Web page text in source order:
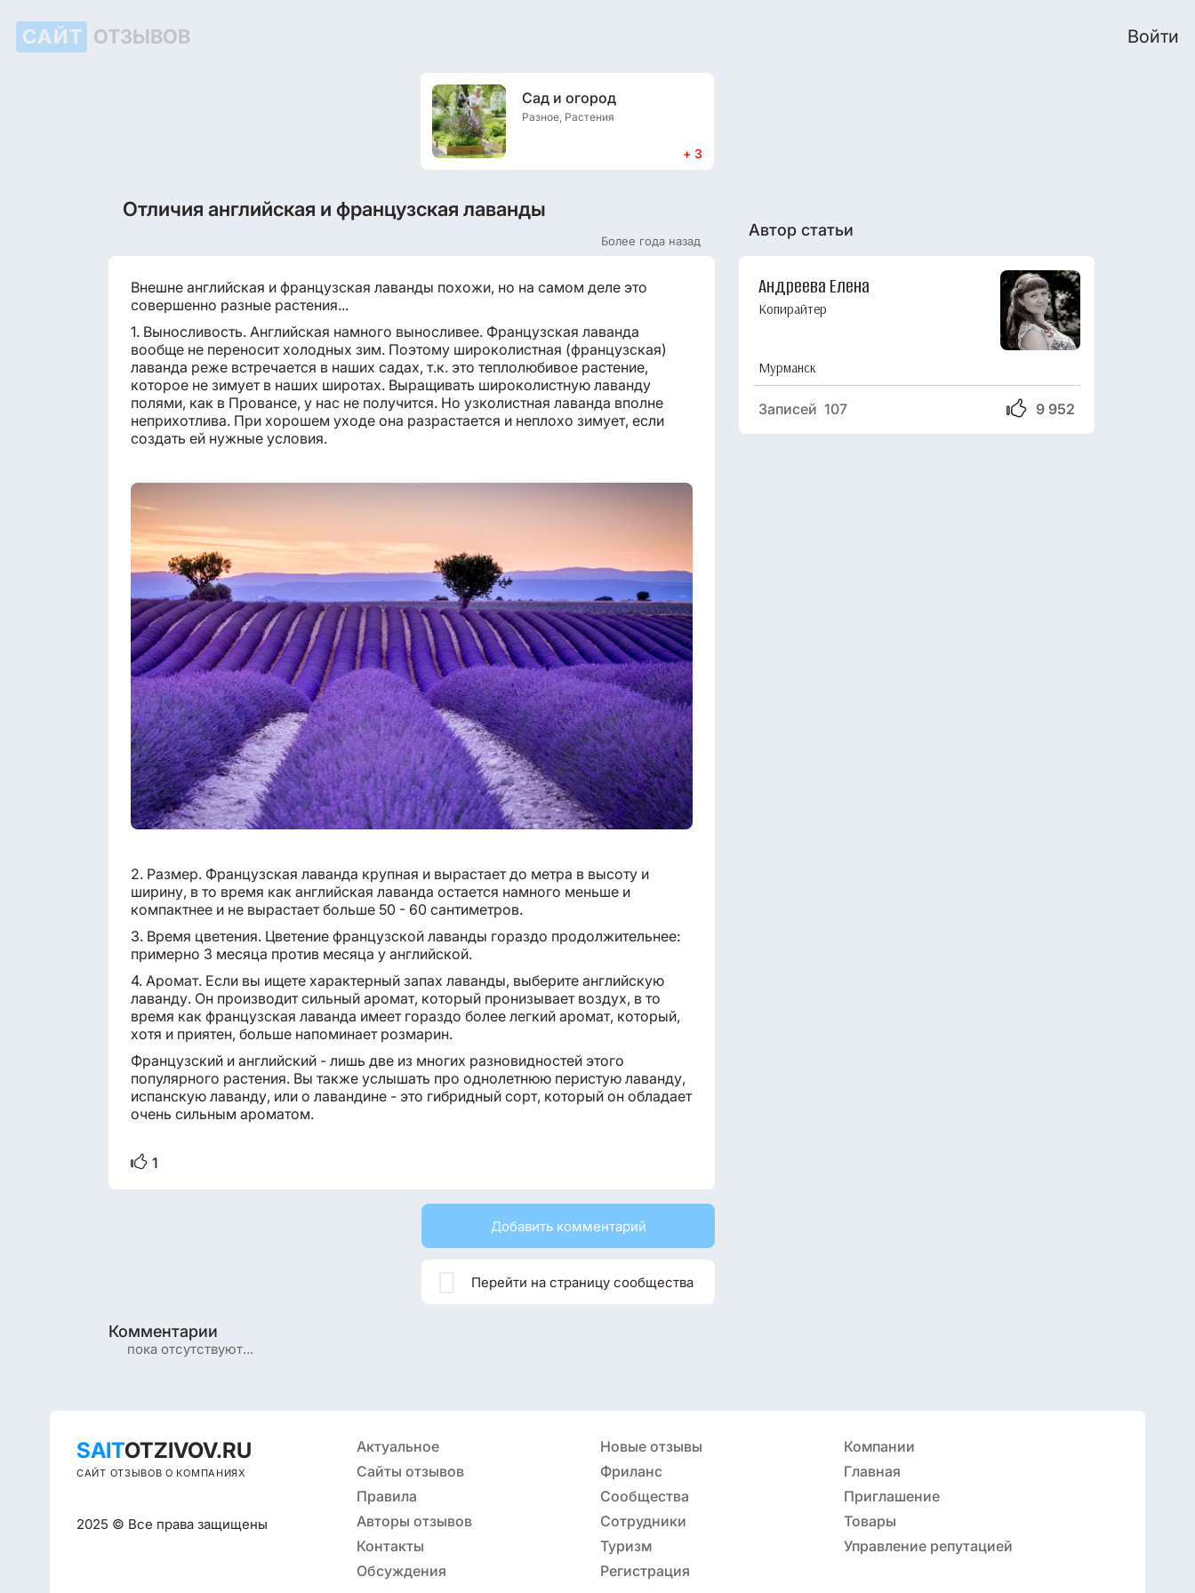
САЙТ ОТЗЫВОВ Войти
Сад и огород
Разное, Растения
+ 3
Отличия английская и французская лаванды
Более года назад
Внешне английская и французская лаванды похожи, но на самом деле это
совершенно разные растения...
1. Выносливость. Английская намного выносливее. Французская лаванда
вообще не переносит холодных зим. Поэтому широколистная (французская)
лаванда реже встречается в наших садах, т.к. это теплолюбивое растение,
которое не зимует в наших широтах. Выращивать широколистную лаванду
полями, как в Провансе, у нас не получится. Но узколистная лаванда вполне
неприхотлива. При хорошем уходе она разрастается и неплохо зимует, если
создать ей нужные условия.
2. Размер. Французская лаванда крупная и вырастает до метра в высоту и
ширину, в то время как английская лаванда остается намного меньше и
компактнее и не вырастает больше 50 - 60 сантиметров.
3. Время цветения. Цветение французской лаванды гораздо продолжительнее:
примерно 3 месяца против месяца у английской.
4. Аромат. Если вы ищете характерный запах лаванды, выберите английскую
лаванду. Он производит сильный аромат, который пронизывает воздух, в то
время как французская лаванда имеет гораздо более легкий аромат, который,
хотя и приятен, больше напоминает розмарин.
Французский и английский - лишь две из многих разновидностей этого
популярного растения. Вы также услышать про однолетнюю перистую лаванду,
испанскую лаванду, или о лавандине - это гибридный сорт, который он обладает
очень сильным ароматом.
1
Добавить комментарий
Перейти на страницу сообщества
Комментарии
пока отсутствуют...
Автор статьи
Андреева Елена
Копирайтер
Мурманск
9 952
Записей 107
SAITOTZIVOV.RU
САЙТ ОТЗЫВОВ О КОМПАНИЯХ
2025 © Все права защищены
Актуальное Новые отзывы
Компании
Сайты отзывов
Фриланс
Главная
Правила
Сообщества
Приглашение
Авторы отзывов
Сотрудники
Товары
Контакты
Туризм
Управление репутацией
Обсуждения
Регистрация